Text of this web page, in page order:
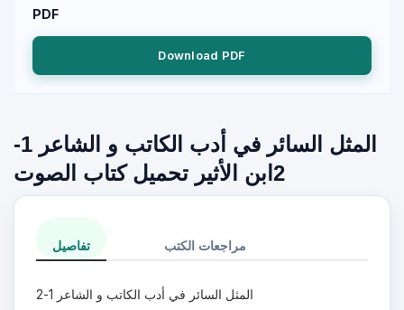
PDF
Download PDF
المثل السائر في أدب الكاتب و الشاعر 1-
2ابن الأثير تحميل كتاب الصوت
تفاصيل مراجعات الكتب
المثل السائر في أدب الكاتب و الشاعر 1-2